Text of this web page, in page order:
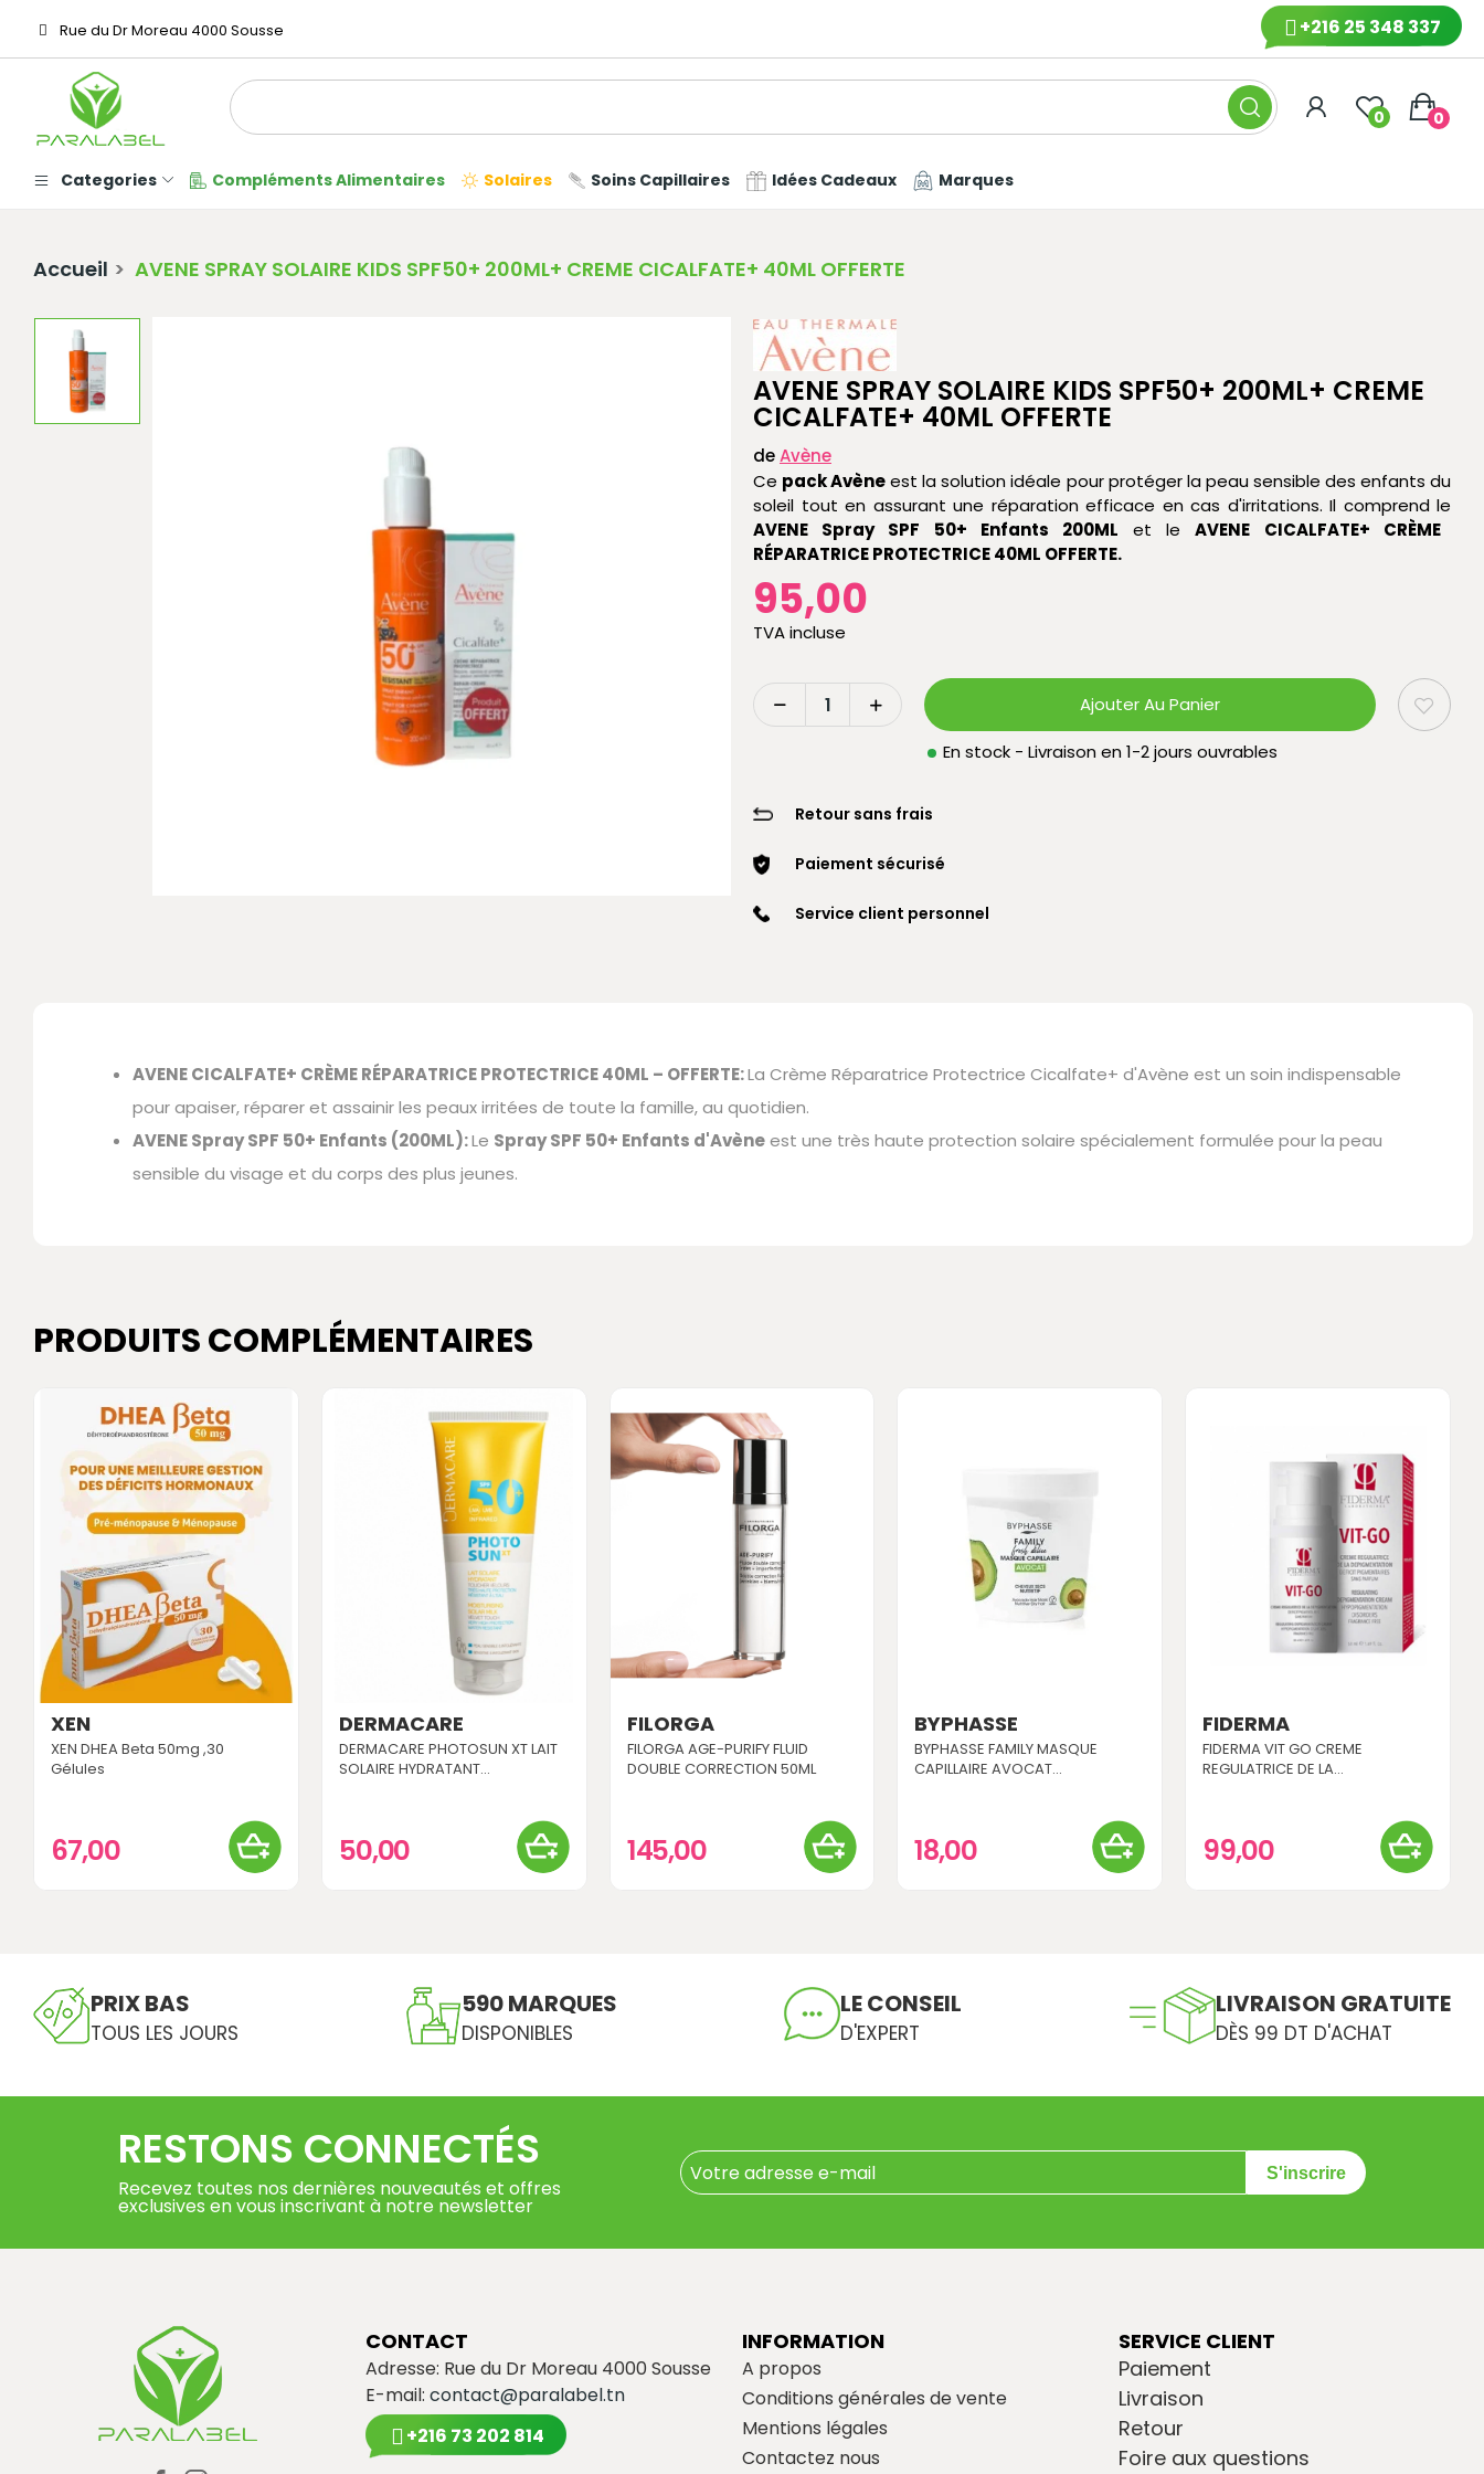
Rue du Dr Moreau 4000 Sousse +216 25 348 337
0 0
Categories Compléments Alimentaires Solaires Soins Capillaires Idées Cadeaux Marques
Accueil AVENE SPRAY SOLAIRE KIDS SPF50+ 200ML+ CREME CICALFATE+ 40ML OFFERTE
AVENE SPRAY SOLAIRE KIDS SPF50+ 200ML+ CREME
CICALFATE+ 40ML OFFERTE
deAvène
Ce pack Avèneest la solution idéale pour protéger la peau sensible des enfants du
soleil tout en assurant une réparation efficace en cas d'irritations. Il comprend le
AVENE Spray SPF 50+ Enfants 200ML et leAVENE CICALFATE+ CRÈME
RÉPARATRICE PROTECTRICE 40ML OFFERTE.
95,00
TVA incluse
Ajouter Au Panier
En stock - Livraison en 1-2 jours ouvrables
Retour sans frais
Paiement sécurisé
Service client personnel
AVENE CICALFATE+ CRÈME RÉPARATRICE PROTECTRICE 40ML – OFFERTE:La Crème Réparatrice Protectrice Cicalfate+ d'Avène est un soin indispensable
pour apaiser, réparer et assainir les peaux irritées de toute la famille, au quotidien.
AVENE Spray SPF 50+ Enfants (200ML):Le Spray SPF 50+ Enfants d'Avèneest une très haute protection solaire spécialement formulée pour la peau
sensible du visage et du corps des plus jeunes.
PRODUITS COMPLÉMENTAIRES
XEN
XEN DHEA Beta 50mg ,30
Gélules
67,00
DERMACARE
DERMACARE PHOTOSUN XT LAIT
SOLAIRE HYDRATANT...
50,00
FILORGA
FILORGA AGE-PURIFY FLUID
DOUBLE CORRECTION 50ML
145,00
BYPHASSE
BYPHASSE FAMILY MASQUE
CAPILLAIRE AVOCAT...
18,00
FIDERMA
FIDERMA VIT GO CREME
REGULATRICE DE LA...
99,00
PRIX BAS
TOUS LES JOURS
590 MARQUES
DISPONIBLES
LE CONSEIL
D'EXPERT
LIVRAISON GRATUITE
DÈS 99 DT D'ACHAT
RESTONS CONNECTÉS
Recevez toutes nos dernières nouveautés et offres
exclusives en vous inscrivant à notre newsletter
S'inscrire
CONTACT
Adresse: Rue du Dr Moreau 4000 Sousse
E-mail: contact@paralabel.tn
+216 73 202 814
INFORMATION
A propos
Conditions générales de vente
Mentions légales
Contactez nous
SERVICE CLIENT
Paiement
Livraison
Retour
Foire aux questions